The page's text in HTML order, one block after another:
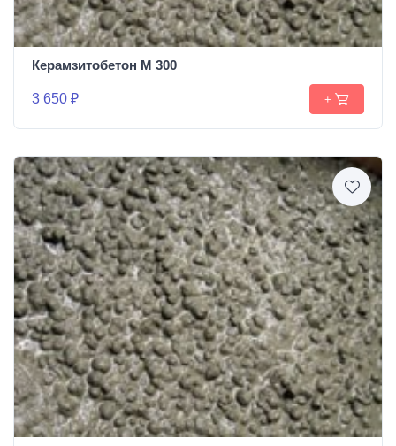
Керамзитобетон М 300
3 650 ₽ +